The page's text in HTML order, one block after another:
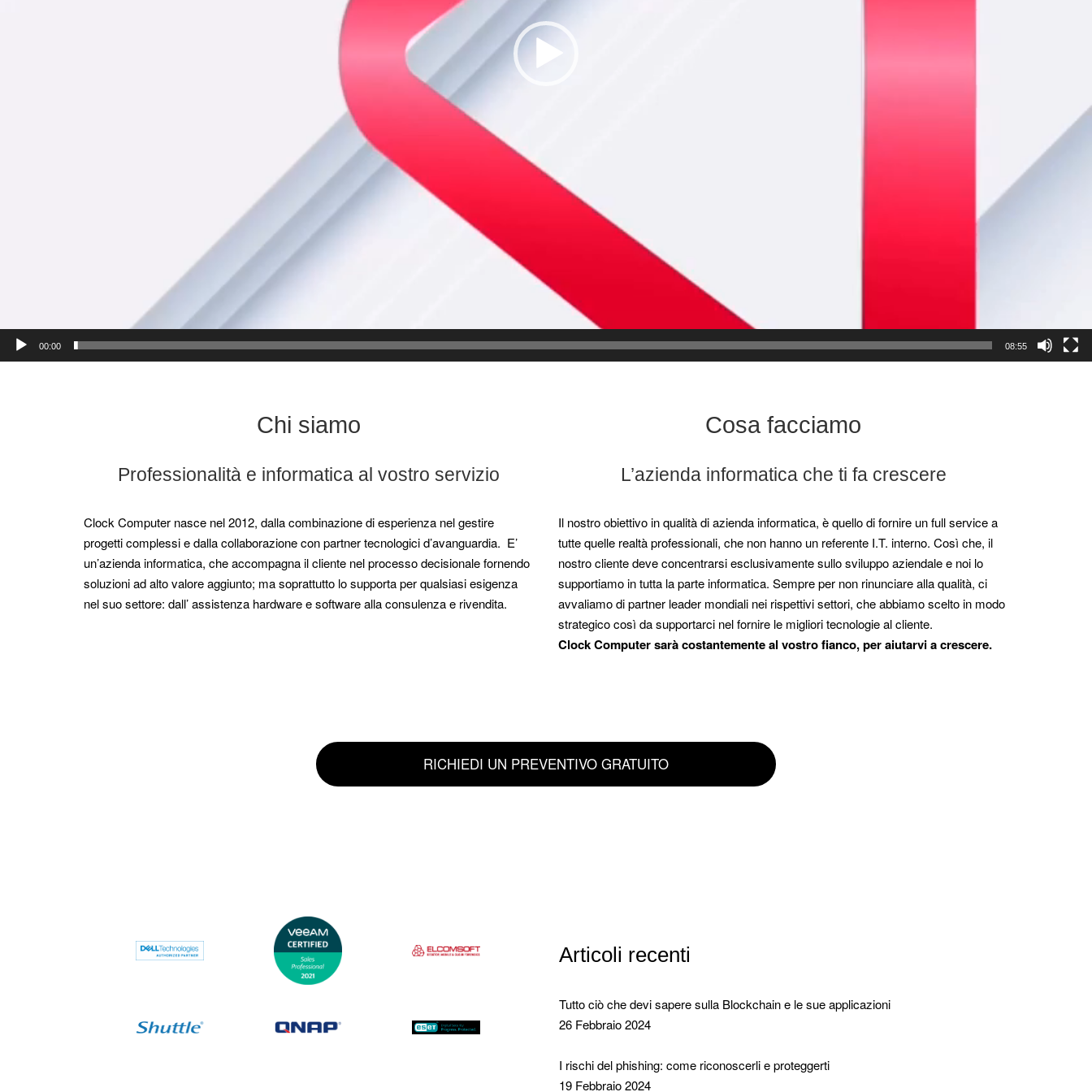
00:00 08:55
Chi siamo
Professionalità e informatica al vostro servizio
Clock Computer nasce nel 2012, dalla combinazione di esperienza nel gestire
progetti complessi e dalla collaborazione con partner tecnologici d’avanguardia. E’
un’azienda informatica, che accompagna il cliente nel processo decisionale fornendo
soluzioni ad alto valore aggiunto; ma soprattutto lo supporta per qualsiasi esigenza
nel suo settore: dall’ assistenza hardware e software alla consulenza e rivendita.
Cosa facciamo
L’azienda informatica che ti fa crescere
Il nostro obiettivo in qualità di azienda informatica, è quello di fornire un full service a
tutte quelle realtà professionali, che non hanno un referente I.T. interno. Così che, il
nostro cliente deve concentrarsi esclusivamente sullo sviluppo aziendale e noi lo
supportiamo in tutta la parte informatica. Sempre per non rinunciare alla qualità, ci
avvaliamo di partner leader mondiali nei rispettivi settori, che abbiamo scelto in modo
strategico così da supportarci nel fornire le migliori tecnologie al cliente.
Clock Computer sarà costantemente al vostro fianco, per aiutarvi a crescere.
RICHIEDI UN PREVENTIVO GRATUITO
Articoli recenti
Tutto ciò che devi sapere sulla Blockchain e le sue applicazioni
26 Febbraio 2024
I rischi del phishing: come riconoscerli e proteggerti
19 Febbraio 2024